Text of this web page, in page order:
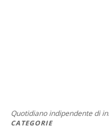
Quotidiano indipendente di
CATEGORIE